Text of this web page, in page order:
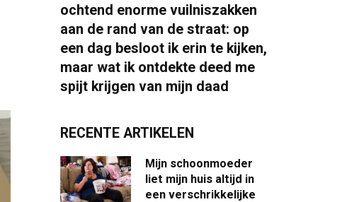
ochtend enorme vuilniszakken
aan de rand van de straat: op
een dag besloot ik erin te kijken,
maar wat ik ontdekte deed me
spijt krijgen van mijn daad
RECENTE ARTIKELEN
Mijn schoonmoeder
liet mijn huis altijd in
een verschrikkelijke